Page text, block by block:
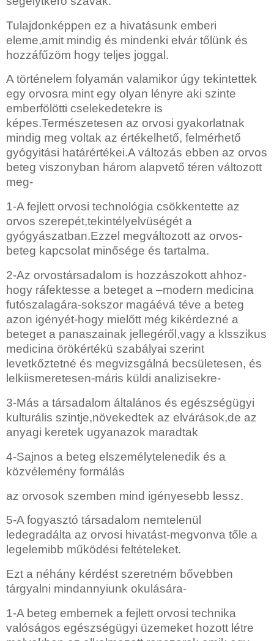
Tulajdonképpen ez a hivatásunk emberi
eleme,amit mindig és mindenki elvár tőlünk és
hozzáfűzöm hogy teljes joggal.
A történelem folyamán valamikor úgy tekintettek
egy orvosra mint egy olyan lényre aki szinte
emberfölötti cselekedetekre is
képes.Természetesen az orvosi gyakorlatnak
mindig meg voltak az értékelhető, felmérhető
gyógyitási határértékei.A változás ebben az orvos
beteg viszonyban három alapvető téren változott
meg-
1-A fejlett orvosi technológia csökkentette az
orvos szerepét,tekintélyelvüségét a
gyógyászatban.Ezzel megváltozott az orvos-
beteg kapcsolat minősége és tartalma.
2-Az orvostársadalom is hozzászokott ahhoz-
hogy ráfektesse a beteget a –modern medicina
futószalagára-sokszor magáévá téve a beteg
azon igényét-hogy mielőtt még kikérdezné a
beteget a panaszainak jellegéről,vagy a klsszikus
medicina örökértékü szabályai szerint
levetkőztetné és megvizsgálná becsületesen, és
lelkiismeretesen-máris küldi analizisekre-
3-Más a társadalom általános és egészségügyi
kulturális szintje,növekedtek az elvárások,de az
anyagi keretek ugyanazok maradtak
4-Sajnos a beteg elszemélytelenedik és a
közvélemény formálás
az orvosok szemben mind igényesebb lessz.
5-A fogyasztó társadalom nemtelenül
ledegradálta az orvosi hivatást-megvonva tőle a
legelemibb működési feltételeket.
Ezt a néhány kérdést szeretném bővebben
tárgyalni mindannyiunk okulására-
1-A beteg embernek a fejlett orvosi technika
valóságos egészségügyi üzemeket hozott létre